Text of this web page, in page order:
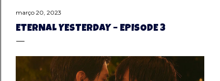
março 20, 2023
ETERNAL YESTERDAY – EPISODE 3